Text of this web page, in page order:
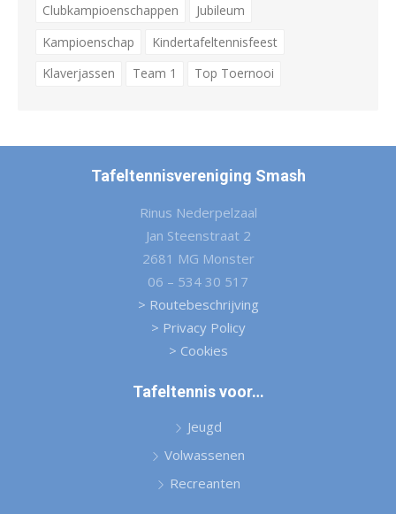
Clubkampioenschappen
Jubileum
Kampioenschap
Kindertafeltennisfeest
Klaverjassen
Team 1 Top Toernooi
Tafeltennisvereniging Smash
Rinus Nederpelzaal
Jan Steenstraat 2
2681 MG Monster
06 – 534 30 517
> Routebeschrijving
> Privacy Policy
> Cookies
Tafeltennis voor…
Jeugd
Volwassenen
Recreanten